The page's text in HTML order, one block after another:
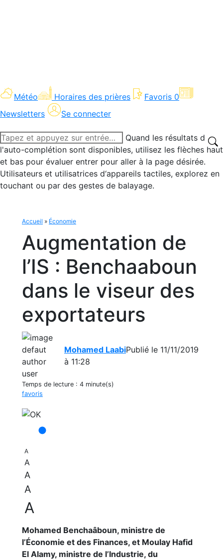
Météo Horaires des prières Favoris 0
Newsletters
Se connecter
Recherche
:
Quand les résultats de
l'auto-complétion sont disponibles, utilisez les flèches haut
et bas pour évaluer entrer pour aller à la page désirée.
Utilisateurs et utilisatrices d‘appareils tactiles, explorez en
touchant ou par des gestes de balayage.
Accueil » Économie
Augmentation de
l’IS : Benchaaboun
dans le viseur des
exportateurs
Mohamed LaabiPublié le 11/11/2019
à 11:28
Temps de lecture : 4 minute(s)
favoris
A
A
A
A
A
Mohamed Benchaâboun, ministre de
l’Économie et des Finances, et Moulay Hafid
El Alamy, ministre de l’Industrie, du